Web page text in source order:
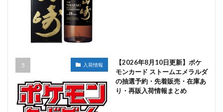
入荷情報
【2026年8月10日更新】ポケ
モンカード ストームエメラルダ
の抽選予約・先着販売・在庫あ
り・再販入荷情報まとめ